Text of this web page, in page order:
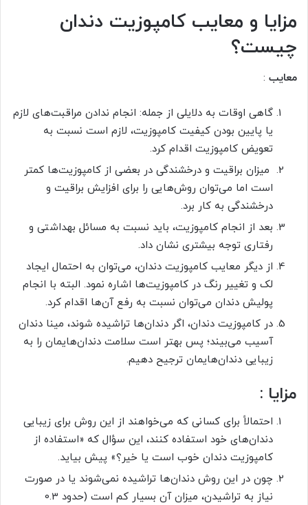
مزایا و معایب کامپوزیت دندان
چیست؟
معایب :
گاهی اوقات به دلایلی از جمله: انجام ندادن مراقبت‌های لازم
یا پایین بودن کیفیت کامپوزیت، لازم است نسبت به
تعویض کامپوزیت اقدام کرد.
میزان براقیت و درخشندگی در بعضی از کامپوزیت‌ها کمتر
است اما می‌توان روش‌هایی را برای افزایش براقیت و
درخشندگی به کار برد.
بعد از انجام کامپوزیت، باید نسبت به مسائل بهداشتی و
رفتاری توجه بیشتری نشان داد.
از دیگر معایب کامپوزیت دندان، می‌توان به احتمال ایجاد
لک و تغییر رنگ در کامپوزیت‌ها اشاره نمود. البته با انجام
پولیش دندان می‌توان نسبت به رفع آن‌ها اقدام کرد.
در کامپوزیت دندان، اگر دندان‌ها تراشیده شوند، مینا دندان
آسیب می‌بیند؛ پس بهتر است سلامت دندان‌هایمان را به
زیبایی دندان‌هایمان ترجیح دهیم.
مزایا :
احتمالاً برای کسانی که می‌خواهند از این روش برای زیبایی
دندان‌های خود استفاده کنند، این سؤال که «استفاده از
کامپوزیت دندان خوب است یا خیر؟» پیش بیاید.
چون در این روش دندان‌ها تراشیده نمی‌شوند یا در صورت
نیاز به تراشیدن، میزان آن بسیار کم است (حدود 0.3